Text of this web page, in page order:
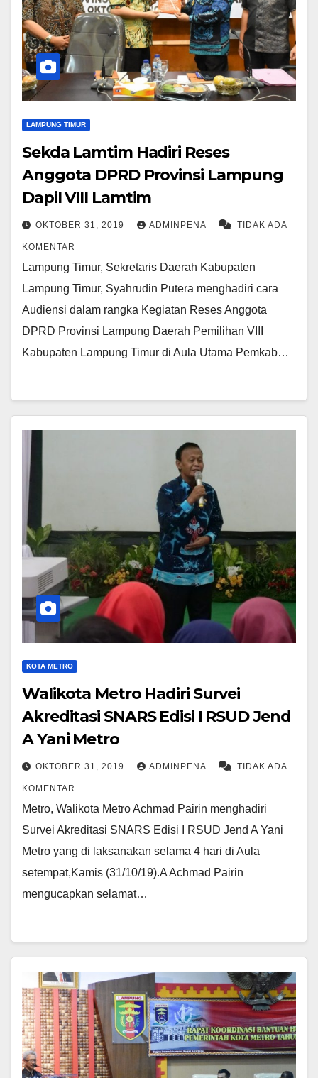
LAMPUNG TIMUR
Sekda Lamtim Hadiri Reses
Anggota DPRD Provinsi Lampung
Dapil VIII Lamtim
OKTOBER 31, 2019 ADMINPENA TIDAK ADA
KOMENTAR
Lampung Timur, Sekretaris Daerah Kabupaten
Lampung Timur, Syahrudin Putera menghadiri cara
Audiensi dalam rangka Kegiatan Reses Anggota
DPRD Provinsi Lampung Daerah Pemilihan VIII
Kabupaten Lampung Timur di Aula Utama Pemkab…
KOTA METRO
Walikota Metro Hadiri Survei
Akreditasi SNARS Edisi I RSUD Jend
A Yani Metro
OKTOBER 31, 2019 ADMINPENA TIDAK ADA
KOMENTAR
Metro, Walikota Metro Achmad Pairin menghadiri
Survei Akreditasi SNARS Edisi I RSUD Jend A Yani
Metro yang di laksanakan selama 4 hari di Aula
setempat,Kamis (31/10/19).A Achmad Pairin
mengucapkan selamat…